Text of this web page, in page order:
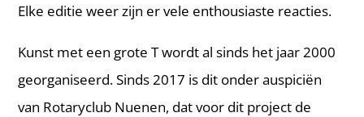
Elke editie weer zijn er vele enthousiaste reacties.
Kunst met een grote T wordt al sinds het jaar 2000
georganiseerd. Sinds 2017 is dit onder auspiciën
van Rotaryclub Nuenen, dat voor dit project de